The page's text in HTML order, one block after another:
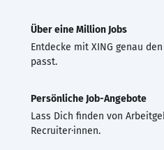
Über eine Million Jobs
Entdecke mit XING genau
passt.
Persönliche Job-Angebote
Lass Dich finden von
Recruiter·innen.